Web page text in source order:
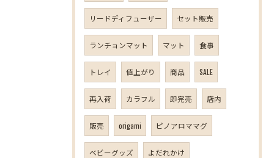
リードディフューザー セット販売
ランチョンマット マット 食事
トレイ 値上がり 商品 SALE
再入荷 カラフル 即完売 店内
販売 origami ピノアロママグ
ベビーグッズ よだれかけ